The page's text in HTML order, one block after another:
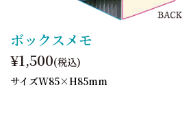
ボックスメモ
¥1,500(税込)
サイズW85×H85mm